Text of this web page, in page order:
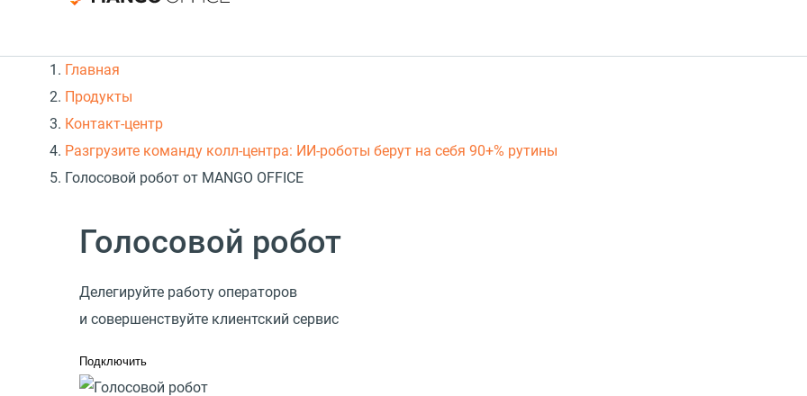
Главная
Продукты
Контакт-центр
Разгрузите команду колл-центра: ИИ-роботы берут на себя 90+% рутины
Голосовой робот от MANGO OFFICE
Голосовой робот
Делегируйте работу операторов
и совершенствуйте клиентский сервис
Подключить